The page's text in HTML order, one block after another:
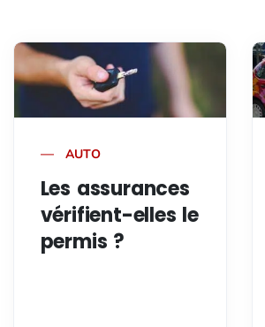
AUTO
Les assurances
vérifient-elles le
permis ?